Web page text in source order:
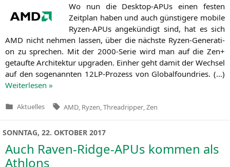
Wo nun die Desk­top-APUs einen fes­ten
Zeit­plan haben und auch güns­ti­ge­re mobi­le
Ryzen-APUs ange­kün­digt sind, hat es sich
AMD nicht neh­men las­sen, über die nächs­te Ryzen-Gene­ra­ti­
on zu spre­chen. Mit der 2000-Serie wird man auf die Zen+
getauf­te Archi­tek­tur upgraden. Ein­her geht damit der Wech­sel
auf den soge­nann­ten 12LP-Pro­zess von Glo­bal­found­ries. (…)
Wei­ter­le­sen »
Veröffentlicht
Aktuelles Tags:
AMD Ryzen Threadripper Zen
SONNTAG, 22. OKTOBER 2017
Auch Raven-Ridge-APUs kommen als
Athlons